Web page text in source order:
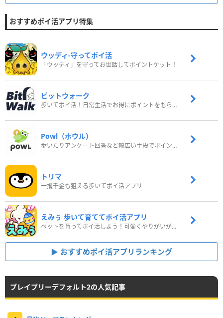
おすすめポイ活アプリ特集
ウッディ‐守ってポイ活
「ウッディ」を守ってお世話してポイントゲット！
ビットウォーク
歩いてポイ活！日常生活でお得にポイントをもらおう
Powl（ポウル）
歩いたりアンケート回答など幅広い手段でポイントをゲット
トリマ
一攫千金も狙える歩いてポイ活アプリ
えみぅ 歩いて育ててポイ活アプリ
ペットを育ってポイ活しよう！可愛くやりがいがある新感覚アプリ
おすすめポイ活アプリランキング
ブレイブリーデフォルト2の人気記事